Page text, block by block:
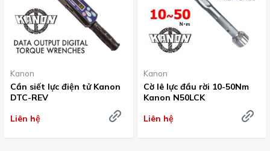
Kanon
Cần siết lực điện tử Kanon
DTC-REV
Liên hệ
Kanon
Cờ lê lực đầu rời 10-50Nm
Kanon N50LCK
Liên hệ